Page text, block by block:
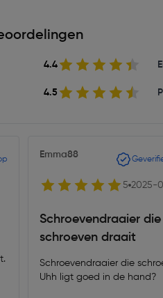
4.4
4.5
Emma88
5 2025-
Schroevendraaier die
schroeven draait
Schroevendraaier die
Uhh ligt goed in de hand?